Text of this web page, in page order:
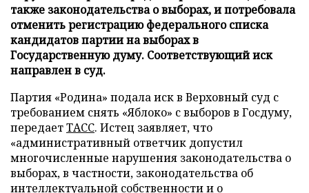
также законодательства о выборах, и потребовала
отменить регистрацию федерального списка
кандидатов партии на выборах в
Государственную думу. Соответствующий иск
направлен в суд.
Партия «Родина» подала иск в Верховный суд с
требованием снять «Яблоко» с выборов в Госдуму,
передаетТАСС. Истец заявляет, что
«административный ответчик допустил
многочисленные нарушения законодательства о
выборах, в частности, законодательства об
интеллектуальной собственности и о